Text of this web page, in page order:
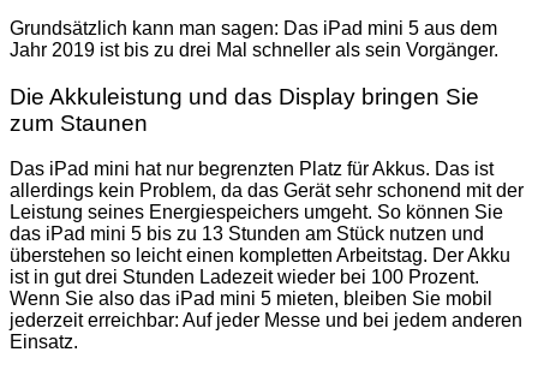
Grundsätzlich kann man sagen: Das iPad mini 5 aus dem
Jahr 2019 ist bis zu drei Mal schneller als sein Vorgänger.
Die Akkuleistung und das Display bringen Sie
zum Staunen
Das iPad mini hat nur begrenzten Platz für Akkus. Das ist
allerdings kein Problem, da das Gerät sehr schonend mit der
Leistung seines Energiespeichers umgeht. So können Sie
das iPad mini 5 bis zu 13 Stunden am Stück nutzen und
überstehen so leicht einen kompletten Arbeitstag. Der Akku
ist in gut drei Stunden Ladezeit wieder bei 100 Prozent.
Wenn Sie also das iPad mini 5 mieten, bleiben Sie mobil
jederzeit erreichbar: Auf jeder Messe und bei jedem anderen
Einsatz.